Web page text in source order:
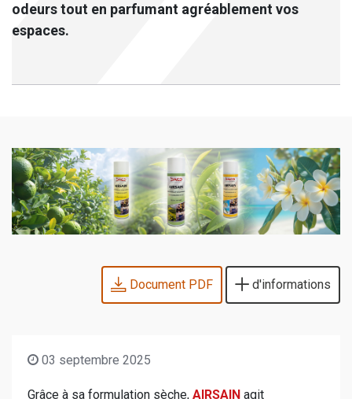
odeurs tout en parfumant agréablement vos
espaces.
Document PDF d'informations
03 septembre 2025
Grâce à sa formulation sèche, AIRSAIN agit